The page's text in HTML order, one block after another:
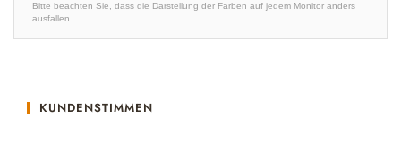
Bitte beachten Sie, dass die Darstellung der Farben auf jedem Monitor anders
ausfallen.
KUNDENSTIMMEN